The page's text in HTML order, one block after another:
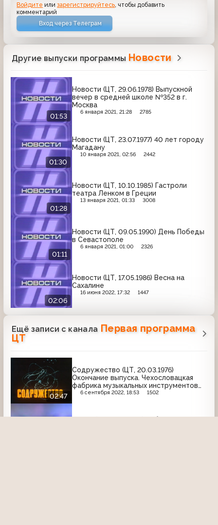
Войдите илизарегистрируйтесь , чтобы добавить
комментарий
Вход через Телеграм
Другие выпуски программы Новости
01:53
Новости (ЦТ, 29.06.1978) Выпускной
вечер в средней школе №352 в г.
Москва
6 января 2021, 21:28 2785
01:30
Новости (ЦТ, 23.07.1977) 40 лет городу
Магадану
10 января 2021, 02:56 2442
01:28
Новости (ЦТ, 10.10.1985) Гастроли
театра Ленком в Греции
13 января 2021, 01:33 3008
01:11
Новости (ЦТ, 09.05.1990) День Победы
в Севастополе
6 января 2021, 01:00 2326
02:06
Новости (ЦТ, 17.05.1986) Весна на
Сахалине
16 июня 2022, 17:32 1447
Ещё записи с канала Первая программа
ЦТ
02:47
Содружество (ЦТ, 20.03.1976)
Окончание выпуска. Чехословацкая
фабрика музыкальных инструментов
"Петроф"
6 сентября 2022, 18:53 1502